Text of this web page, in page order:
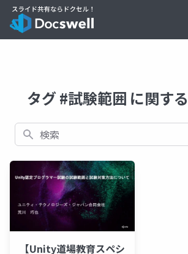
タグ #試験範囲 に関す
検索
【Unity道場教育スペシ